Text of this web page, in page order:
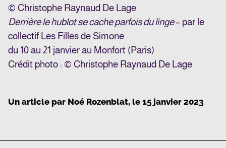
© Christophe Raynaud De Lage
Derrière le hublot se cache parfois du linge– par le
collectif Les Filles de Simone
du 10 au 21 janvier au Monfort (Paris)
Crédit photo : © Christophe Raynaud De Lage
Un article par Noé Rozenblat, le 15 janvier 2023